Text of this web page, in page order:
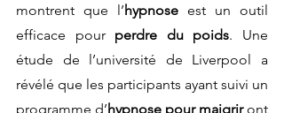
montrent que l’hypnose est un outil
efficace pour perdre du poids. Une
étude de l’université de Liverpool a
révélé que les participants ayant suivi un
programme d’hypnose pour maigrir ont